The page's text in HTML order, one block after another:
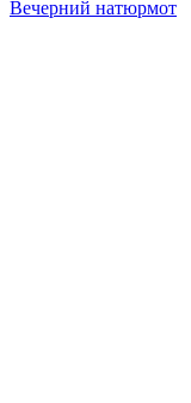
Вечерний натюрмот